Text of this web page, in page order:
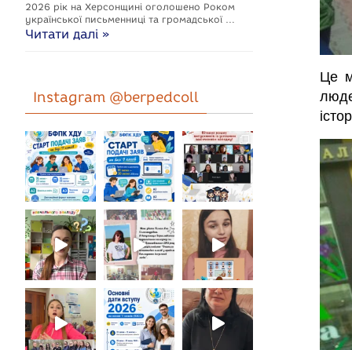
Це
2026 рік на Херсонщині оголошено Роком
укpaїнcької письменниці та громадської …
Читати далі »
Instagram @berpedcoll